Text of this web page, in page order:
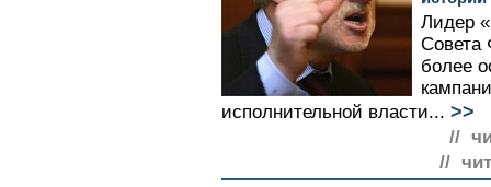
Лидер
Совета
более
исполнительной власти... >>
//
//